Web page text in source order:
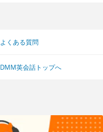
よくある質問
DMM英会話トップへ